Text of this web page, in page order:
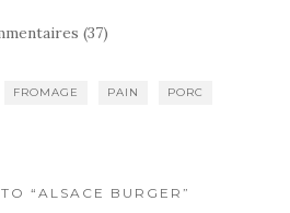
(37)
FROMAGE PAIN PORC
“ALSACE BURGER”